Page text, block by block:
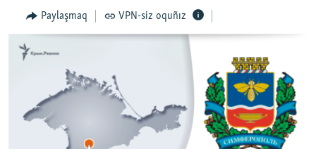
İNSAN AQLARI
VİDEO
BLOGLAR
FİKİR
Paylaşmaq VPN-siz oquñız